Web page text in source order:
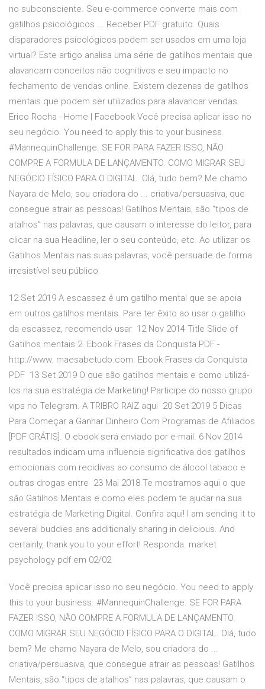
no subconsciente. Seu e-commerce converte mais com
gatilhos psicológicos ... Receber PDF gratuito. Quais
disparadores psicológicos podem ser usados em uma loja
virtual? Este artigo analisa uma série de gatilhos mentais que
alavancam conceitos não cognitivos e seu impacto no
fechamento de vendas online. Existem dezenas de gatilhos
mentais que podem ser utilizados para alavancar vendas.
Erico Rocha - Home | Facebook Você precisa aplicar isso no
seu negócio. You need to apply this to your business.
#MannequinChallenge. SE FOR PARA FAZER ISSO, NÃO
COMPRE A FORMULA DE LANÇAMENTO. COMO MIGRAR SEU
NEGÓCIO FÍSICO PARA O DIGITAL. Olá, tudo bem? Me chamo
Nayara de Melo, sou criadora do ... criativa/persuasiva, que
consegue atrair as pessoas! Gatilhos Mentais, são “tipos de
atalhos” nas palavras, que causam o interesse do leitor, para
clicar na sua Headline, ler o seu conteúdo, etc. Ao utilizar os
Gatilhos Mentais nas suas palavras, você persuade de forma
irresistível seu público.
12 Set 2019 A escassez é um gatilho mental que se apoia
em outros gatilhos mentais. Pare ter êxito ao usar o gatilho
da escassez, recomendo usar 12 Nov 2014 Title Slide of
Gatilhos mentais 2. Ebook Frases da Conquista PDF -
http://www. maesabetudo.com. Ebook Frases da Conquista
PDF 13 Set 2019 O que são gatilhos mentais e como utilizá-
los na sua estratégia de Marketing! Participe do nosso grupo
vips no Telegram. A TRIBRO RAIZ aqui 20 Set 2019 5 Dicas
Para Começar a Ganhar Dinheiro Com Programas de Afiliados
[PDF GRÁTIS]. O ebook será enviado por e-mail. 6 Nov 2014
resultados indicam uma influencia significativa dos gatilhos
emocionais com recidivas ao consumo de álcool tabaco e
outras drogas entre 23 Mai 2018 Te mostramos aqui o que
são Gatilhos Mentais e como eles podem te ajudar na sua
estratégia de Marketing Digital. Confira aqui! I am sending it to
several buddies ans additionally sharing in delicious. And
certainly, thank you to your effort! Responda. market
psychology pdf em 02/02
Você precisa aplicar isso no seu negócio. You need to apply
this to your business. #MannequinChallenge. SE FOR PARA
FAZER ISSO, NÃO COMPRE A FORMULA DE LANÇAMENTO.
COMO MIGRAR SEU NEGÓCIO FÍSICO PARA O DIGITAL. Olá, tudo
bem? Me chamo Nayara de Melo, sou criadora do ...
criativa/persuasiva, que consegue atrair as pessoas! Gatilhos
Mentais, são “tipos de atalhos” nas palavras, que causam o